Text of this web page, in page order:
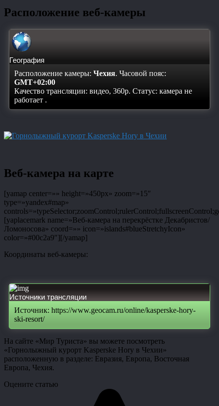
Расположение веб-камеры
География
Расположение камеры: Чехия. Часовой пояс:
GMT+02:00
Качество трансляции: видео, 360p. Статус: камера не
работает .
Веб-камера на карте
[yamap center=»» height=»450px» zoom=»15″
type=»yandex#map»
[yaplacemark name=»Веб-камера на перекрёстке Декабристов/
Ломоносова» coord=»» icon=»islands#blueStretchyIcon»
color=»#00c2a9″][/yamap]
Координаты веб-камеры:
Источники трансляции
Источник: https://www.geocam.ru/online/kasperske-hory-
ski-resort/
На сайте «Мир Туриста» вы можете посмотреть
«Горнолыжный курорт Kasperske Hory в Чехии»
расположенную в разделе: Евразия, Европа, Восточная
Европа, Чехия.
Оцените статью